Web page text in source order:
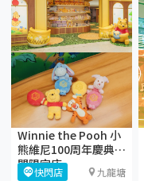
Winnie the Pooh 小
熊維尼100周年慶典期
間限定店
快閃店 九龍塘